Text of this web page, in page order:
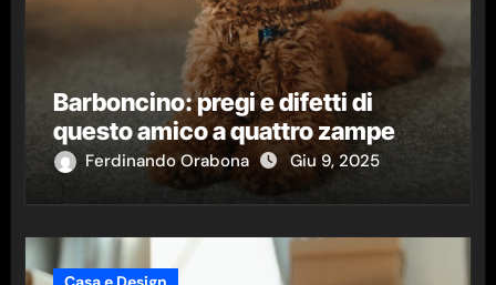
Barboncino: pregi e difetti di
questo amico a quattro zampe
Ferdinando Orabona Giu 9, 2025